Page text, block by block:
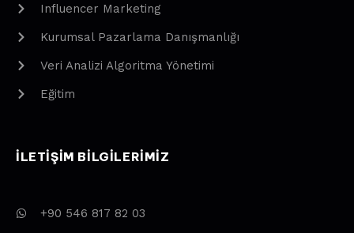
Influencer Marketing
Kurumsal Pazarlama Danışmanlığı
Veri Analizi Algoritma Yönetimi
Eğitim
ILETIŞIM BILGILERIMIZ
+90 546 817 82 03